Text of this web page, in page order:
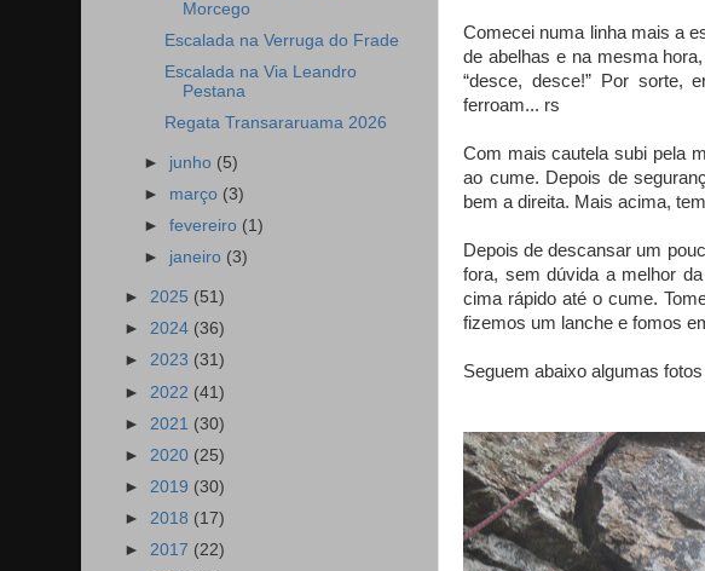
Comecei numa linha mais a
de abelhas e na mesma
“desce, desce!” Por sorte,
ferroam... rs
Com mais cautela subi pela
ao cume. Depois de
bem a direita. Mais acima,
Depois de descansar um
fora, sem dúvida a melhor
cima rápido até o cume.
fizemos um lanche e fomos
Seguem abaixo algumas
Morcego
Escalada na Verruga do Frade
Escalada na Via Leandro
Pestana
Regata Transararuama 2026
► junho (5)
► março (3)
►fevereiro (1)
► janeiro (3)
► 2025 (51)
► 2024 (36)
► 2023 (31)
► 2022 (41)
► 2021 (30)
► 2020 (25)
► 2019 (30)
► 2018 (17)
► 2017 (22)